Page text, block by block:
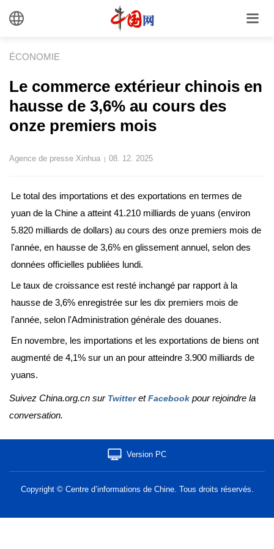
ÉCONOMIE
Le commerce extérieur chinois en
hausse de 3,6% au cours des
onze premiers mois
Agence de presse Xinhua | 08. 12. 2025
Le total des importations et des exportations en termes de
yuan de la Chine a atteint 41.210 milliards de yuans (environ
5.820 milliards de dollars) au cours des onze premiers mois de
l'année, en hausse de 3,6% en glissement annuel, selon des
données officielles publiées lundi.
Le taux de croissance est resté inchangé par rapport à la
hausse de 3,6% enregistrée sur les dix premiers mois de
l'année, selon l'Administration générale des douanes.
En novembre, les importations et les exportations de biens ont
augmenté de 4,1% sur un an pour atteindre 3.900 milliards de
yuans.
Suivez China.org.cn sur Twitter etFacebook pour rejoindre la
conversation.
Version PC
Copyright © Centre d’informations de Chine. Tous droits réservés.